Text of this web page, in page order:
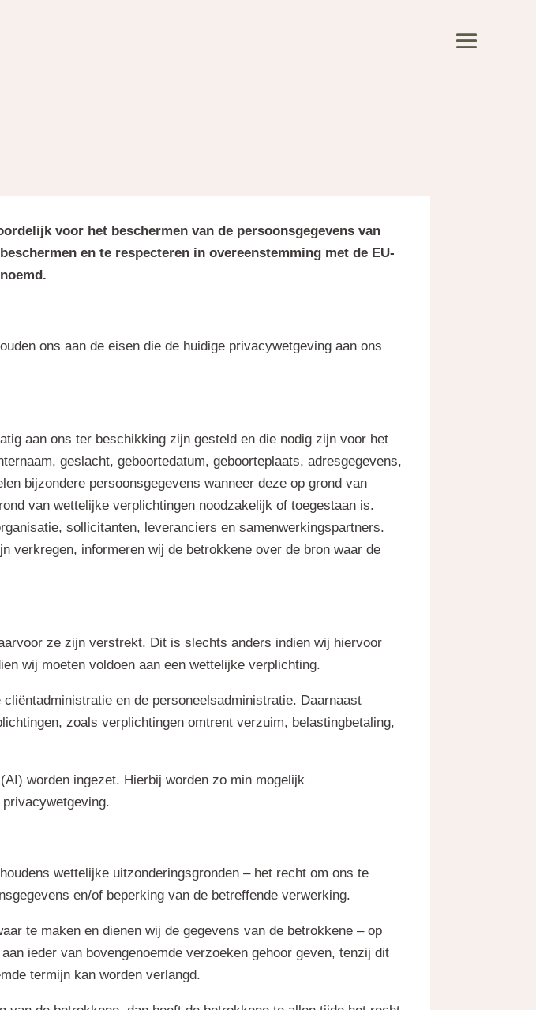
voor het beschermen van de persoonsgegevens van
en te respecteren in overeenstemming met de EU-
ons aan de eisen die de huidige privacywetgeving aan ons
aan ons ter beschikking zijn gesteld en die nodig zijn voor het
geslacht, geboortedatum, geboorteplaats, adresgegevens,
bijzondere persoonsgegevens wanneer deze op grond van
van wettelijke verplichtingen noodzakelijk of toegestaan is.
sollicitanten, leveranciers en samenwerkingspartners.
verkregen, informeren wij de betrokkene over de bron waar de
ze zijn verstrekt. Dit is slechts anders indien wij hiervoor
wij moeten voldoen aan een wettelijke verplichting.
en de personeelsadministratie. Daarnaast
zoals verplichtingen omtrent verzuim, belastingbetaling,
worden ingezet. Hierbij worden zo min mogelijk
wettelijke uitzonderingsgronden – het recht om ons te
en/of beperking van de betreffende verwerking.
te maken en dienen wij de gegevens van de betrokkene – op
ieder van bovengenoemde verzoeken gehoor geven, tenzij dit
termijn kan worden verlangd.